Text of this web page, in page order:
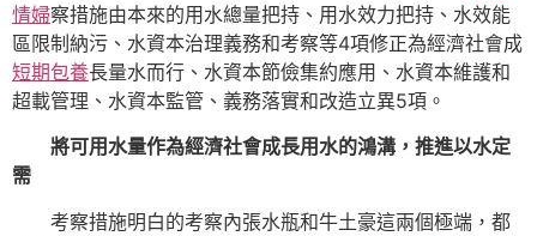
情婦察措施由本來的用水總量把持、用水效力把持、水效能
區限制納污、水資本治理義務和考察等4項修正為經濟社會成
短期包養長量水而行、水資本節儉集約應用、水資本維護和
超載管理、水資本監管、義務落實和改造立異5項。
將可用水量作為經濟社會成長用水的鴻溝，推進以水定
需
考察措施明白的考察內張水瓶和牛土豪這兩個極端，都